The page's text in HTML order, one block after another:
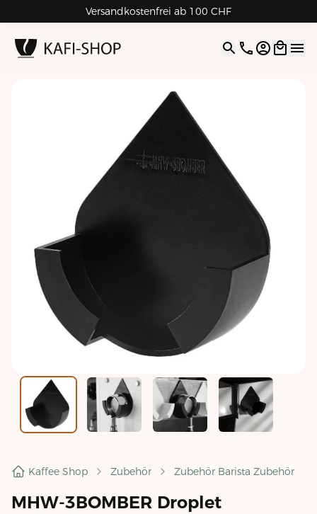
Versandkostenfrei ab 100 CHF
4.9| 5.0 Google
Open
Kaffee Shop Zubehör Zubehör Barista Zubehör
MHW-3BOMBER Droplet